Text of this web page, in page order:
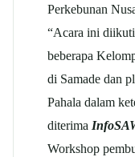
Perkebunan
“Acara ini
beberapa
di Samade dan
Pahala dalam
diterima
Workshop